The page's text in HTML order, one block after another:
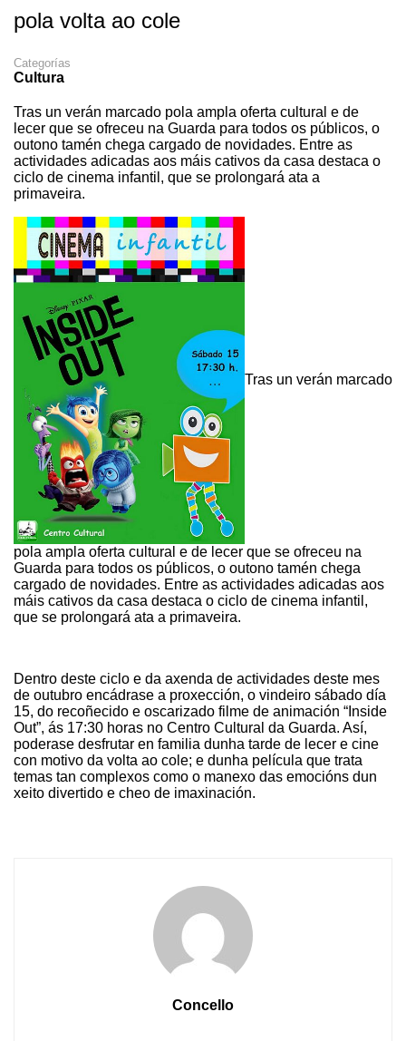
pola volta ao cole
Categorías
Cultura
Tras un verán marcado pola ampla oferta cultural e de
lecer que se ofreceu na Guarda para todos os públicos, o
outono tamén chega cargado de novidades. Entre as
actividades adicadas aos máis cativos da casa destaca o
ciclo de cinema infantil, que se prolongará ata a
primaveira.
Tras un verán marcado
pola ampla oferta cultural e de lecer que se ofreceu na
Guarda para todos os públicos, o outono tamén chega
cargado de novidades. Entre as actividades adicadas aos
máis cativos da casa destaca o ciclo de cinema infantil,
que se prolongará ata a primaveira.
Dentro deste ciclo e da axenda de actividades deste mes
de outubro encádrase a proxección, o vindeiro sábado día
15, do recoñecido e oscarizado filme de animación “Inside
Out”, ás 17:30 horas no Centro Cultural da Guarda. Así,
poderase desfrutar en familia dunha tarde de lecer e cine
con motivo da volta ao cole; e dunha película que trata
temas tan complexos como o manexo das emocións dun
xeito divertido e cheo de imaxinación.
Concello